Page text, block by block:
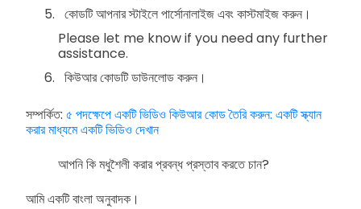
কোডটি আপনার স্টাইলে পার্সোনালাইজ এবং কাস্টমাইজ করুন।
Please let me know if you need any further
assistance.
কিউআর কোডটি ডাউনলোড করুন।
সম্পর্কিত: ৫ পদক্ষেপে একটি ভিডিও কিউআর কোড তৈরি করুন: একটি স্ক্যান
করার মাধ্যমে একটি ভিডিও দেখান
আপনি কি মধুশৈলী করার প্রবন্ধ প্রস্তাব করতে চান?
আমি একটি বাংলা অনুবাদক।